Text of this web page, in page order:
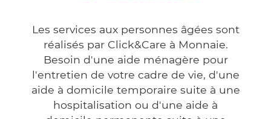
Les services aux personnes âgées sont
réalisés par Click&Care à Monnaie.
Besoin d'une aide ménagère pour
l'entretien de votre cadre de vie, d'une
aide à domicile temporaire suite à une
hospitalisation ou d'une aide à